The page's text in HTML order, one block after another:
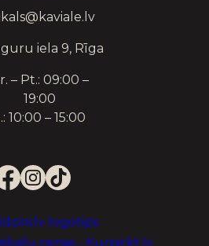
iela 9, Rīga
– Pt.: 09:00 –
19:00
10:00 – 15:00